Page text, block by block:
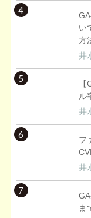
4
い
方
井
5
ル
井
6
フ
井
7
ま